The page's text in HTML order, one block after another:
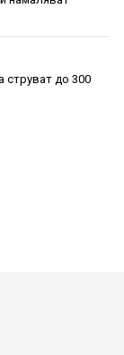
струват до 300